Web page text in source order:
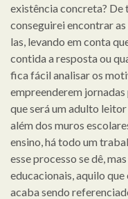
existência concreta? De
conseguirei encontrar
las, levando em conta
contida a resposta ou
fica fácil analisar os
empreenderem
que será um adulto
além dos muros
ensino, há todo um
esse processo se dê,
educacionais, aquilo
acaba sendo